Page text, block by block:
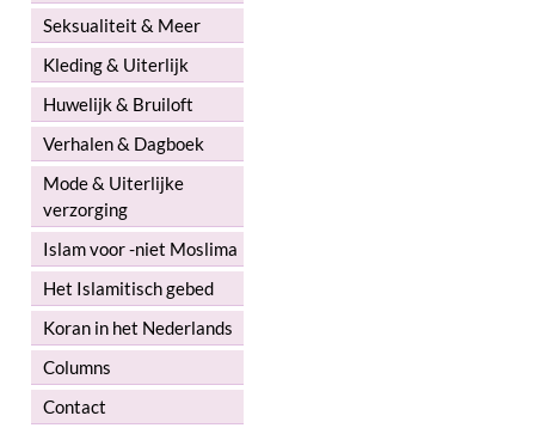
Seksualiteit & Meer
Kleding & Uiterlijk
Huwelijk & Bruiloft
Verhalen & Dagboek
Mode & Uiterlijke
verzorging
Islam voor -niet Moslima
Het Islamitisch gebed
Koran in het Nederlands
Columns
Contact